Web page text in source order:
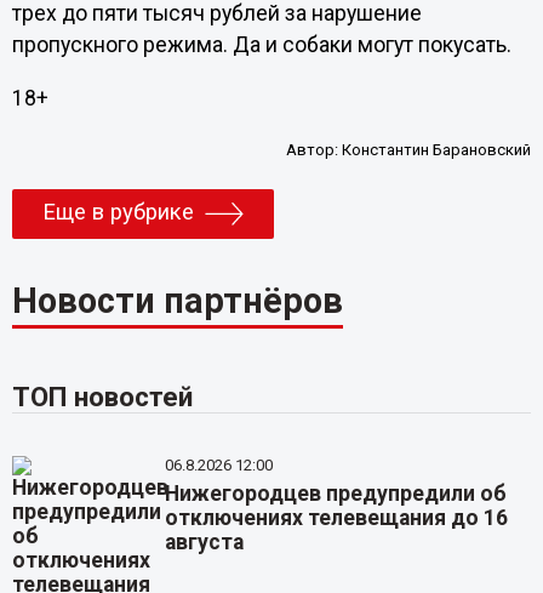
трех до пяти тысяч рублей за нарушение
пропускного режима. Да и собаки могут покусать.
18+
Автор:Константин Барановский
Еще в рубрике
Новости партнёров
ТОП новостей
06.8.2026 12:00
Нижегородцев предупредили об
отключениях телевещания до 16
августа